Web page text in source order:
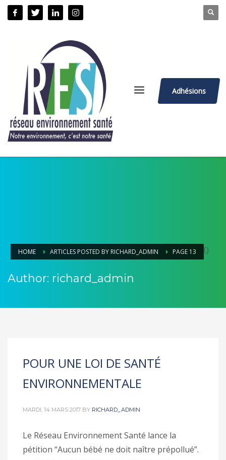
Adhésions
HOME ARTICLES POSTED BY RICHARD_ADMIN (
PAGE 13 )
Author: richard_admin
POUR UNE LOI DE SANTÉ
ENVIRONNEMENTALE
MARDI, 14 MARS 2017 BY RICHARD_ADMIN
Le Réseau Environnement Santé lance la
pétition “Aucun bébé ne doit naître prépollué”.